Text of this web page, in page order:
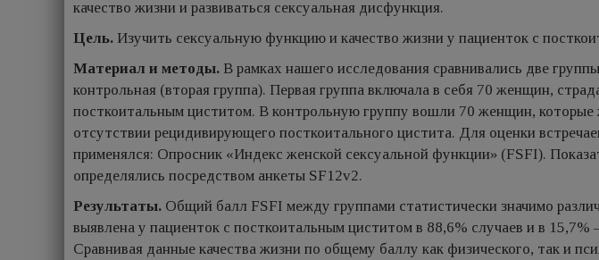
качество жизни и развиваться сексуальная дисфункция.
Цель. Изучить сексуальную функцию и качество жизни у пациенток с
Материал и методы. В рамках нашего исследования сравнивались две
контрольная (вторая группа). Первая группа включала в себя 70 женщин,
посткоитальным циститом. В контрольную группу вошли 70 женщин,
отсутствии рецидивирующего посткоитального цистита. Для оценки
применялся: Опросник «Индекс женской сексуальной функции» (FSFI).
определялись посредством анкеты SF12v2.
Результаты. Общий балл FSFI между группами статистически значимо
выявлена у пациенток с посткоитальным циститом в 88,6% случаев и в
Сравнивая данные качества жизни по общему баллу как физического, так и